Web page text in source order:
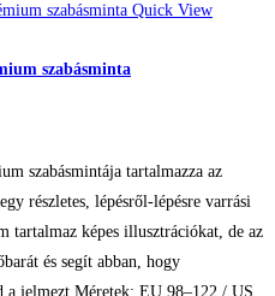
Quick View
szabásminta
szabásmintája tartalmazza az
részletes, lépésről-lépésre varrási
tartalmaz képes illusztrációkat, de az
és segít abban, hogy
a jelmezt.Méretek: EU 98–122 / US